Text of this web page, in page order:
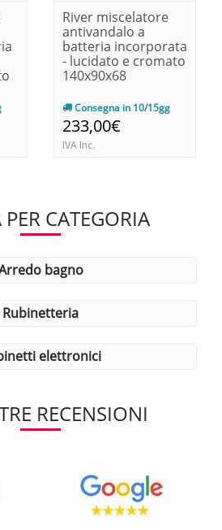
River miscelatore
antivandalo a
batteria incorporata
- lucidato e cromato
140x90x68
Consegna in 10/15gg
233,00€
IVA Inc.
CATEGORIA
arredo bagno
rubinetteria
elettronici
RECENSIONI